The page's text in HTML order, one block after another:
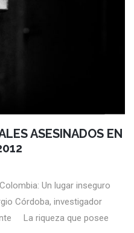
ASESINADOS EN
Un lugar inseguro
Córdoba, investigador
La riqueza que posee